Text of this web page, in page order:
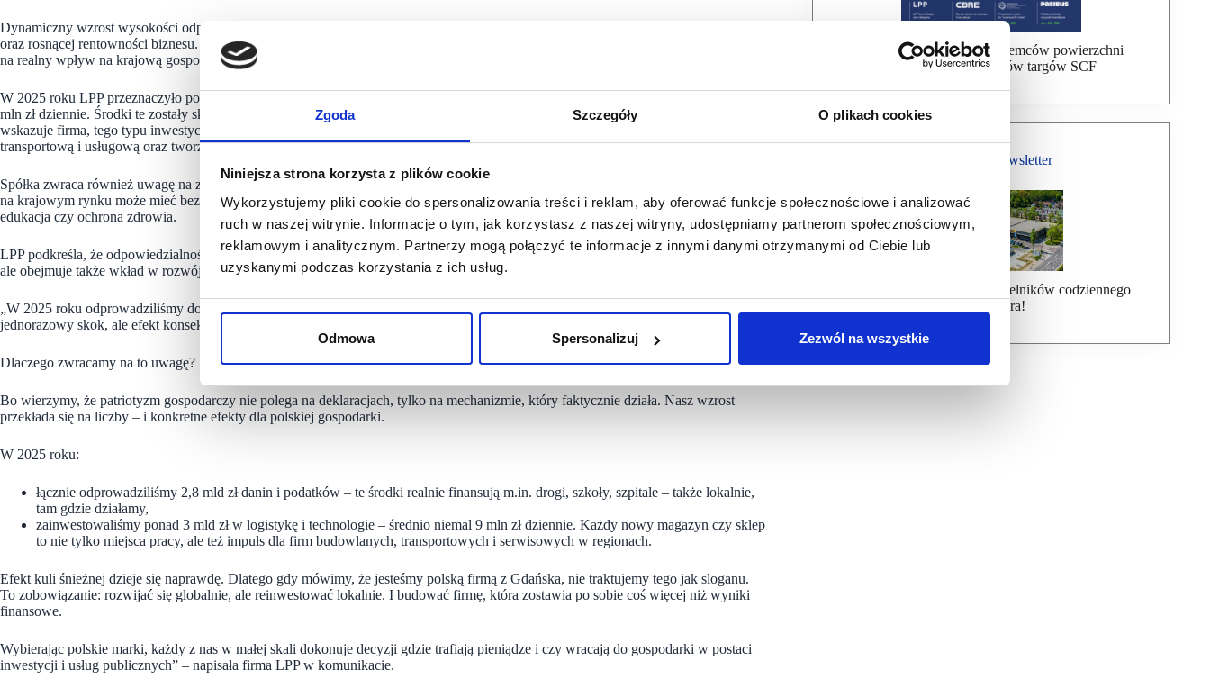
Zgoda Szczegóły O plikach cookies
Niniejsza strona korzysta z plików cookie
Wykorzystujemy pliki cookie do spersonalizowania treści i reklam, aby oferować funkcje społecznościowe i analizować
ruch w naszej witrynie. Informacje o tym, jak korzystasz z naszej witryny, udostępniamy partnerom społecznościowym,
reklamowym i analitycznym. Partnerzy mogą połączyć te informacje z innymi danymi otrzymanymi od Ciebie lub
uzyskanymi podczas korzystania z ich usług.
Odmowa Spersonalizuj Zezwól na wszystkie
Dynamiczny wzrost wysokości odprowadzanego podatku CIT jest efektem konsekwentnie realizowanej strategii rozwoju
oraz rosnącej rentowności biznesu. Spółka podkreśla, że skala działalności przekłada się nie tylko na wyniki finansowe, ale również
na realny wpływ na krajową gospodarkę i finanse publiczne.
W 2025 roku LPP przeznaczyło ponad 3 mld zł na rozwój logistyki i technologii, co oznacza średnie inwestycje na poziomie niemal 9
mln zł dziennie. Środki te zostały skierowane m.in. na rozwój zaplecza magazynowego, infrastruktury oraz sieci sprzedaży. Jak
wskazuje firma, tego typu inwestycje generują efekt mnożnikowy dla lokalnych gospodarek, wspierając branże budowlaną,
transportową i usługową oraz tworząc nowe miejsca pracy.
Spółka zwraca również uwagę na znaczenie reinwestowania kapitału w Polsce. Według LPP rozwój przedsiębiorstw działających
na krajowym rynku może mieć bezpośrednie przełożenie na finansowanie usług publicznych, takich jak infrastruktura drogowa,
edukacja czy ochrona zdrowia.
LPP podkreśla, że odpowiedzialność biznesu nie ogranicza się wyłącznie do wyników sprzedażowych czy ekspansji zagranicznej,
ale obejmuje także wkład w rozwój gospodarki i stabilność finansów publicznych.
„W 2025 roku odprowadziliśmy do budżetu państwa ponad 536 mln zł podatku CIT – o 64% więcej niż rok wcześniej. To nie był
jednorazowy skok, ale efekt konsekwentnie realizowanej strategii i rentownego rozwoju LPP.
Dlaczego zwracamy na to uwagę?
Bo wierzymy, że patriotyzm gospodarczy nie polega na deklaracjach, tylko na mechanizmie, który faktycznie działa. Nasz wzrost
przekłada się na liczby – i konkretne efekty dla polskiej gospodarki.
W 2025 roku:
łącznie odprowadziliśmy 2,8 mld zł danin i podatków – te środki realnie finansują m.in. drogi, szkoły, szpitale – także lokalnie,
tam gdzie działamy,
zainwestowaliśmy ponad 3 mld zł w logistykę i technologie – średnio niemal 9 mln zł dziennie. Każdy nowy magazyn czy sklep
to nie tylko miejsca pracy, ale też impuls dla firm budowlanych, transportowych i serwisowych w regionach.
Efekt kuli śnieżnej dzieje się naprawdę. Dlatego gdy mówimy, że jesteśmy polską firmą z Gdańska, nie traktujemy tego jak sloganu.
To zobowiązanie: rozwijać się globalnie, ale reinwestować lokalnie. I budować firmę, która zostawia po sobie coś więcej niż wyniki
finansowe.
Wybierając polskie marki, każdy z nas w małej skali dokonuje decyzji gdzie trafiają pieniądze i czy wracają do gospodarki w postaci
inwestycji i usług publicznych” – napisała firma LPP w komunikacie.
Bezpłatna wysyłka dla najemców powierzchni
handlowej, uczestników targów SCF
Bezpłatny Newsletter
Dołącz do ponad 7000 czytelników codziennego
newslettera!